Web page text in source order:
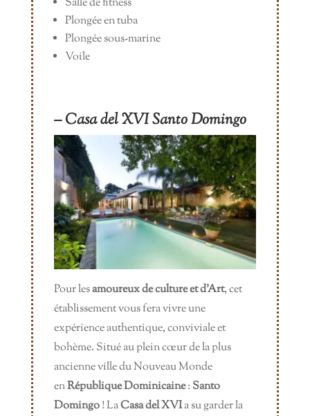
Plongée en tuba
Plongée sous-marine
Voile
– Casa del XVI Santo Domingo
Pour lesamoureux de culture et d’Art, cet
établissement vous fera vivre une
expérience authentique, conviviale et
bohème. Situé au plein cœur de la plus
ancienne ville du Nouveau Monde
enRépublique Dominicaine: Santo
Domingo! LaCasa del XVIa su garder la